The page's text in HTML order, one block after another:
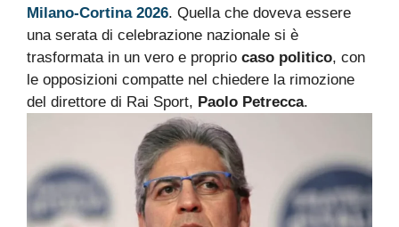
Milano-Cortina 2026. Quella che doveva essere
una serata di celebrazione nazionale si è
trasformata in un vero e proprio caso politico, con
le opposizioni compatte nel chiedere la rimozione
del direttore di Rai Sport, Paolo Petrecca.